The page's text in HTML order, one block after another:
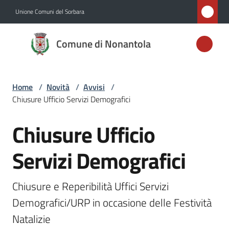
Unione Comuni del Sorbara
Comune di Nonantola
Comune di
Nonantola
Amministrazione
Menu selezionato
Nonantola
Home / Novità / Avvisi /
Chiusure Ufficio Servizi Demografici
Salta al contenuto
Chiusure Ufficio
Servizi Demografici
Chiusure e Reperibilità Uffici Servizi
Demografici/URP in occasione delle Festività
Natalizie